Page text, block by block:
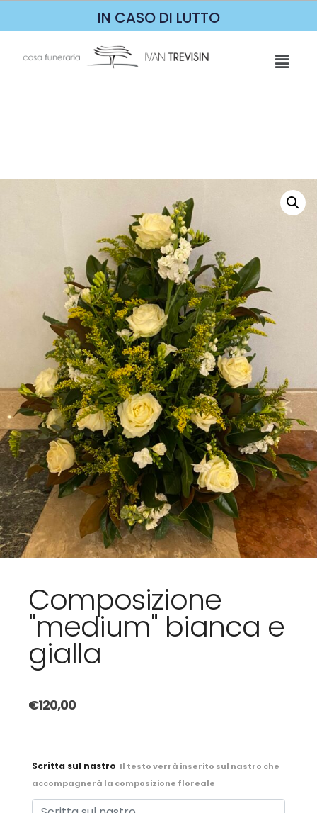
IN CASO DI LUTTO
Composizione
"medium" bianca e
gialla
€120,00
Scritta sul nastro Il testo verrà inserito sul nastro che
accompagnerà la composizione floreale